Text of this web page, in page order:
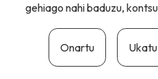
gehiago nahi baduzu,
Onartu Ukatu